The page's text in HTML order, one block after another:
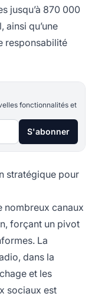
jusqu’à 870 000
ainsi qu’une
responsabilité
fonctionnalités et
S'abonner
stratégique pour
nombreux canaux
forçant un pivot
La
dans la
et les
sociaux est